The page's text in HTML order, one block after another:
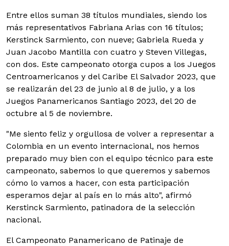
Entre ellos suman 38 títulos mundiales, siendo los
más representativos Fabriana Arias con 16 títulos;
Kerstinck Sarmiento, con nueve; Gabriela Rueda y
Juan Jacobo Mantilla con cuatro y Steven Villegas,
con dos. Este campeonato otorga cupos a los Juegos
Centroamericanos y del Caribe El Salvador 2023, que
se realizarán del 23 de junio al 8 de julio, y a los
Juegos Panamericanos Santiago 2023, del 20 de
octubre al 5 de noviembre.
"Me siento feliz y orgullosa de volver a representar a
Colombia en un evento internacional, nos hemos
preparado muy bien con el equipo técnico para este
campeonato, sabemos lo que queremos y sabemos
cómo lo vamos a hacer, con esta participación
esperamos dejar al país en lo más alto", afirmó
Kerstinck Sarmiento, patinadora de la selección
nacional.
El Campeonato Panamericano de Patinaje de